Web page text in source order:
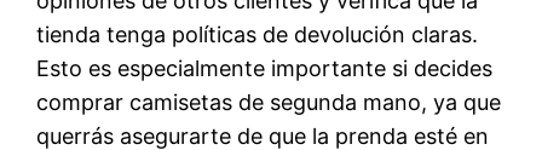
tienda tenga políticas de devolución claras.
Esto es especialmente importante si decides
comprar camisetas de segunda mano, ya que
querrás asegurarte de que la prenda esté en